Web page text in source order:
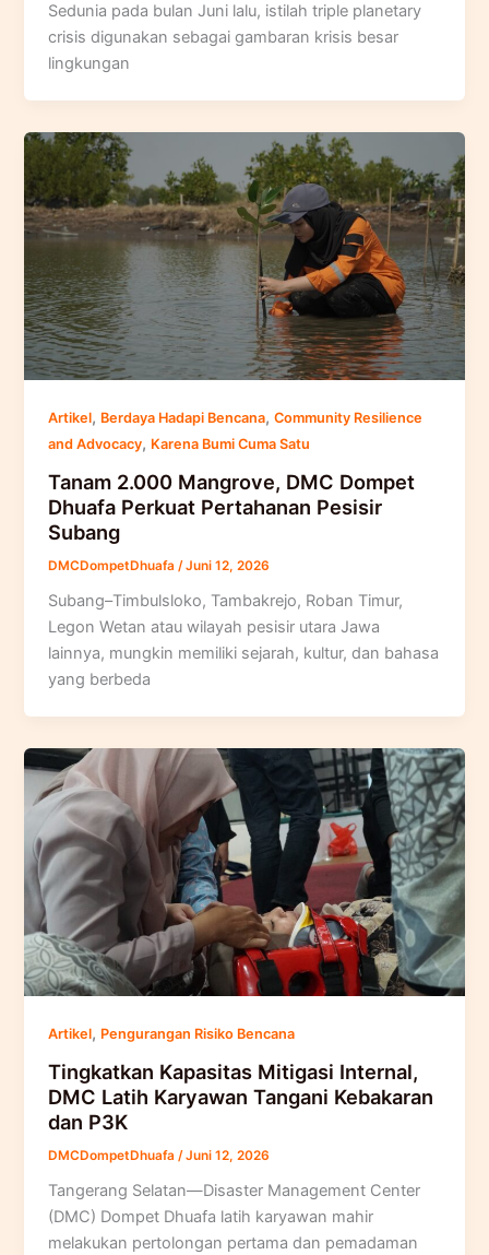
Sedunia pada bulan Juni lalu, istilah triple planetary
crisis digunakan sebagai gambaran krisis besar
lingkungan
Artikel, Berdaya Hadapi Bencana,Community Resilience
and Advocacy, Karena Bumi Cuma Satu
Tanam 2.000 Mangrove, DMC Dompet
Dhuafa Perkuat Pertahanan Pesisir
Subang
DMCDompetDhuafa /Juni 12, 2026
Subang–Timbulsloko, Tambakrejo, Roban Timur,
Legon Wetan atau wilayah pesisir utara Jawa
lainnya, mungkin memiliki sejarah, kultur, dan bahasa
yang berbeda
Artikel, Pengurangan Risiko Bencana
Tingkatkan Kapasitas Mitigasi Internal,
DMC Latih Karyawan Tangani Kebakaran
dan P3K
DMCDompetDhuafa /Juni 12, 2026
Tangerang Selatan—Disaster Management Center
(DMC) Dompet Dhuafa latih karyawan mahir
melakukan pertolongan pertama dan pemadaman